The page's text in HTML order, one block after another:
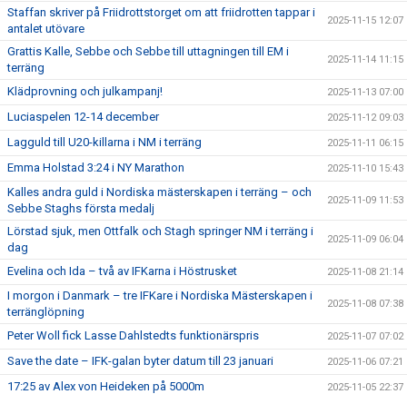
Staffan skriver på Friidrottstorget om att friidrotten tappar i
antalet utövare
2025-11-15 12:07
Grattis Kalle, Sebbe och Sebbe till uttagningen till EM i
terräng
2025-11-14 11:15
Klädprovning och julkampanj! 2025-11-13 07:00
Luciaspelen 12-14 december 2025-11-12 09:03
Lagguld till U20-killarna i NM i terräng 2025-11-11 06:15
Emma Holstad 3:24 i NY Marathon 2025-11-10 15:43
Kalles andra guld i Nordiska mästerskapen i terräng – och
Sebbe Staghs första medalj
2025-11-09 11:53
Lörstad sjuk, men Ottfalk och Stagh springer NM i terräng i
dag
2025-11-09 06:04
Evelina och Ida – två av IFKarna i Höstrusket 2025-11-08 21:14
I morgon i Danmark – tre IFKare i Nordiska Mästerskapen i
terränglöpning
2025-11-08 07:38
Peter Woll fick Lasse Dahlstedts funktionärspris 2025-11-07 07:02
Save the date – IFK-galan byter datum till 23 januari 2025-11-06 07:21
17:25 av Alex von Heideken på 5000m 2025-11-05 22:37